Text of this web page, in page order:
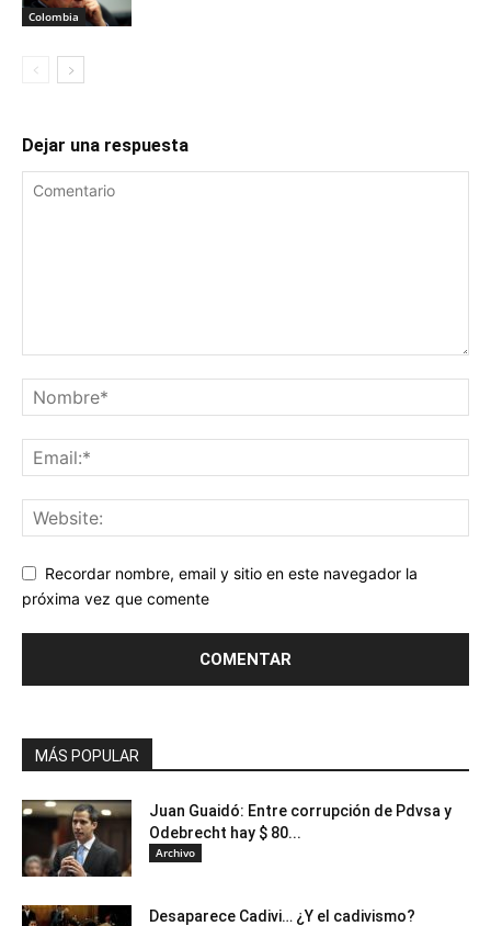
Colombia
Dejar una respuesta
Recordar nombre, email y sitio en este navegador la
próxima vez que comente
MÁS POPULAR
Juan Guaidó: Entre corrupción de Pdvsa y
Odebrecht hay $ 80...
Archivo
Desaparece Cadivi… ¿Y el cadivismo?